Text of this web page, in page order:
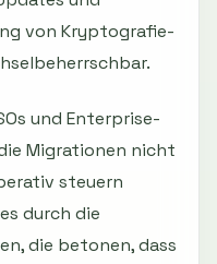
von Kryptografie-
und Enterprise-
Migrationen nicht
steuern
durch die
die betonen, dass